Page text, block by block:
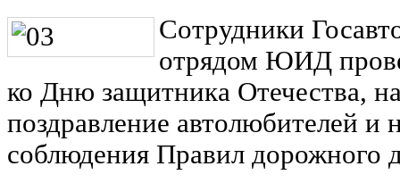
Сотрудники
отрядом ЮИД
ко Дню защитника Отечества,
поздравление автолюбителей
соблюдения Правил дорожного